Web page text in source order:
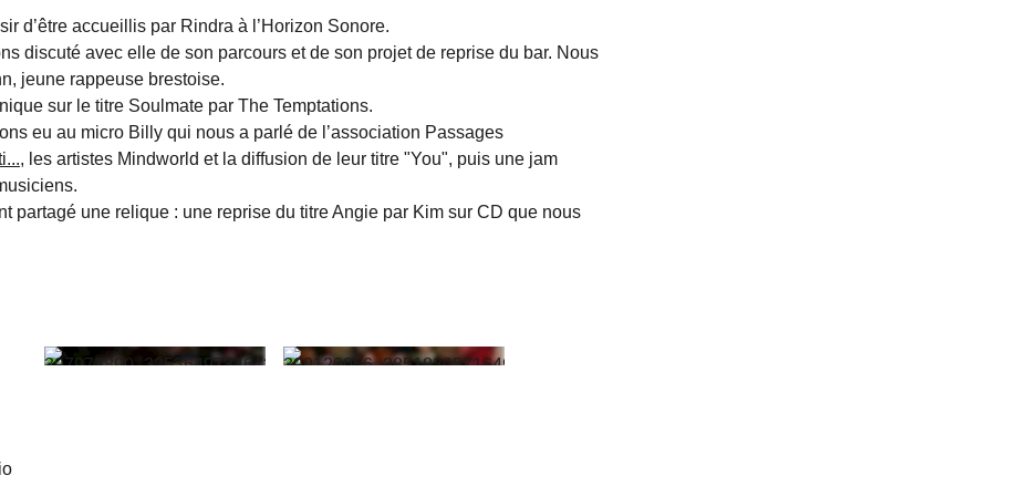
d’être accueillis par Rindra à l’Horizon Sonore.
discuté avec elle de son parcours et de son projet de reprise du bar. Nous
jeune rappeuse brestoise.
sur le titre Soulmate par The Temptations.
eu au micro Billy qui nous a parlé de l’association Passages
, les artistes Mindworld et la diffusion de leur titre "You", puis une jam
partagé une relique : une reprise du titre Angie par Kim sur CD que nous